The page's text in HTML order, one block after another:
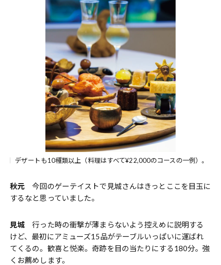
デザートも10種類以上（料理はすべて¥22,000のコースの一例）。
秋元 今回のゲーテイストで見城さんはきっとここを目玉に
するなと思っていました。
見城 行った時の衝撃が薄まらないよう控えめに説明する
けど、最初にアミューズ15品がテーブルいっぱいに運ばれ
てくるの。歓喜と悦楽。奇跡を目の当たりにする180分。強
くお薦めします。